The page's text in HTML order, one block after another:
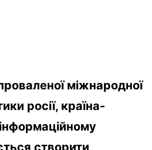
міжнародної
росії, країна-